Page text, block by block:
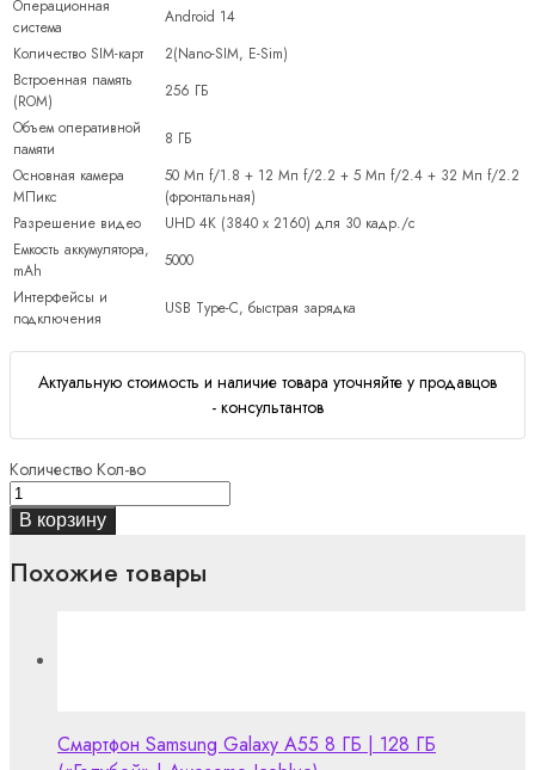
Операционная
система
Android 14
Количество SIM-карт
2(Nano-SIM, E-Sim)
Встроенная память
(ROM)
256 ГБ
Объем оперативной
памяти
8 ГБ
Основная камера
МПикс
50 Мп f/1.8 + 12 Мп f/2.2 + 5 Мп f/2.4 + 32 Мп f/2.2
(фронтальная)
Разрешение видео
UHD 4K (3840 x 2160) для 30 кадр./с
Емкость аккумулятора,
mAh
5000
Интерфейсы и
подключения
USB Type-C, быстрая зарядка
Актуальную стоимость и наличие товара уточняйте у продавцов
- консультантов
Количество Кол-во
В корзину
Похожие товары
Смартфон Samsung Galaxy A55 8 ГБ | 128 ГБ